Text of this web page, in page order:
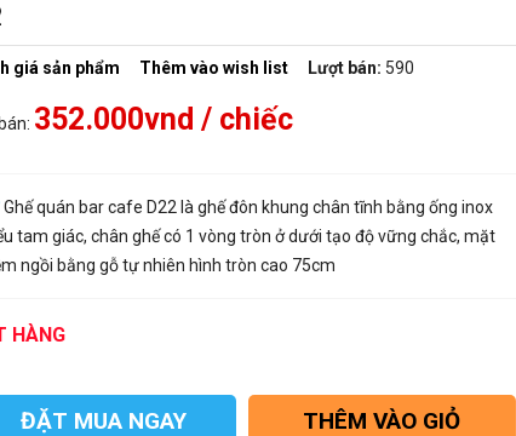
giá sản phẩm Thêm vào wish list Lượt bán: 590
352.000vnd / chiếc
Ghế quán bar cafe D22 là ghế đôn khung chân tĩnh bằng ống inox
tam giác, chân ghế có 1 vòng tròn ở dưới tạo độ vững chắc, mặt
ngồi bằng gỗ tự nhiên hình tròn cao 75cm
HÀNG
ĐẶT MUA NGAY THÊM VÀO GIỎ